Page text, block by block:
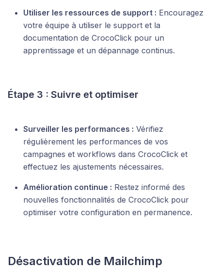
Utiliser les ressources de support : Encouragez
votre équipe à utiliser le support et la
documentation de CrocoClick pour un
apprentissage et un dépannage continus.
Étape 3 : Suivre et optimiser
Surveiller les performances : Vérifiez
régulièrement les performances de vos
campagnes et workflows dans CrocoClick et
effectuez les ajustements nécessaires.
Amélioration continue : Restez informé des
nouvelles fonctionnalités de CrocoClick pour
optimiser votre configuration en permanence.
Désactivation de Mailchimp